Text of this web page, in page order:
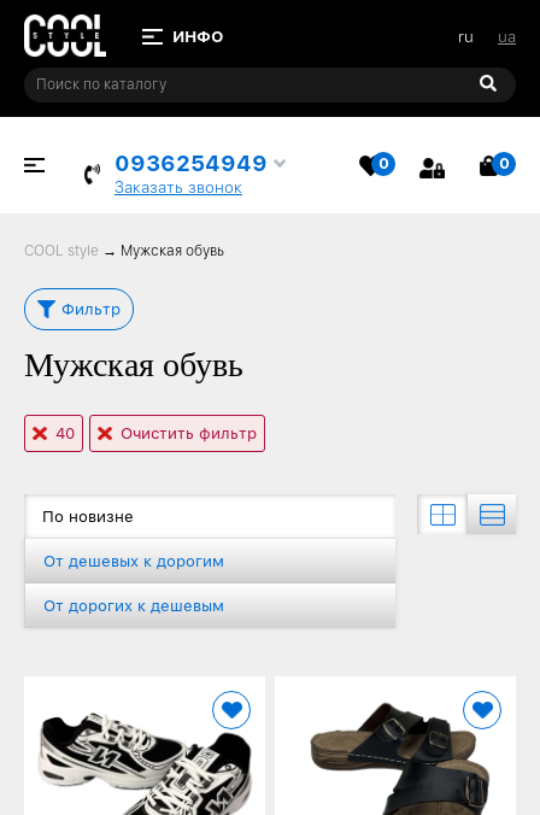
ru ua
0936254949
Заказать звонок
0
0ИЗБРАННОЕ
COOL style → Мужская обувь
Фильтр
Мужская обувь
40 Очистить фильтр
По новизне
От дешевых к дорогим
От дорогих к дешевым